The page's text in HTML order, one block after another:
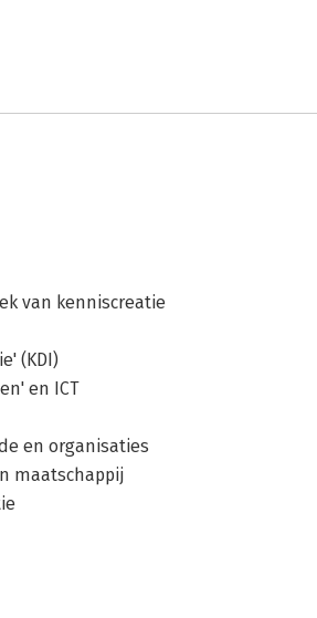
van kenniscreatie
(KDI)
en ICT
en organisaties
maatschappij